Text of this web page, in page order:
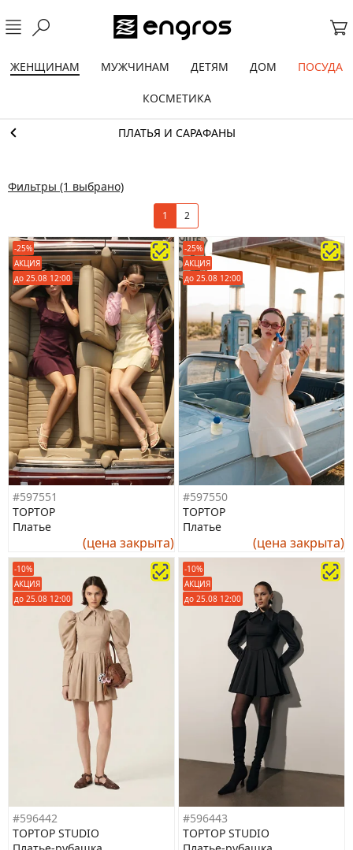
ЖЕНЩИНАМ МУЖЧИНАМ ДЕТЯМ ДОМ ПОСУДА
КОСМЕТИКА
ПЛАТЬЯ И САРАФАНЫ
Фильтры (1 выбрано)
1 2
-25%
АКЦИЯ
до 25.08 12:00
#597551
TOPTOP
Платье
(цена закрыта)
-25%
АКЦИЯ
до 25.08 12:00
#597550
TOPTOP
Платье
(цена закрыта)
-10%
АКЦИЯ
до 25.08 12:00
#596442
TOPTOP STUDIO
-10%
АКЦИЯ
до 25.08 12:00
#596443
TOPTOP STUDIO